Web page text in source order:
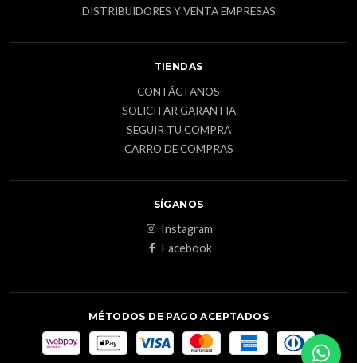
DISTRIBUIDORES Y VENTA EMPRESAS
TIENDAS
CONTÁCTANOS
SOLICITAR GARANTIA
SEGUIR TU COMPRA
CARRO DE COMPRAS
SÍGANOS
Instagram
Facebook
MÉTODOS DE PAGO ACEPTADOS